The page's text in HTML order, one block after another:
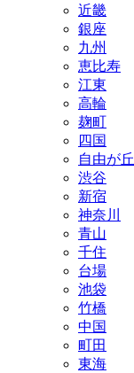
近畿
銀座
九州
恵比寿
江東
高輪
麹町
四国
自由が丘
渋谷
新宿
神奈川
青山
千住
台場
池袋
竹橋
中国
町田
東海